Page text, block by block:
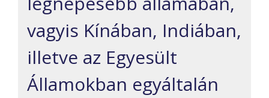
vagyis Kínában, Indiában,
illetve az Egyesült
Államokban egyáltalán